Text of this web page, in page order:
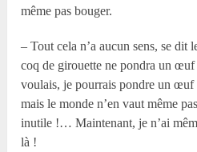
même pas bouger.
– Tout cela n’a aucun sens, se dit
coq de girouette ne pondra un œuf
voulais, je pourrais pondre un
mais le monde n’en vaut même
inutile !… Maintenant, je n’ai
là !